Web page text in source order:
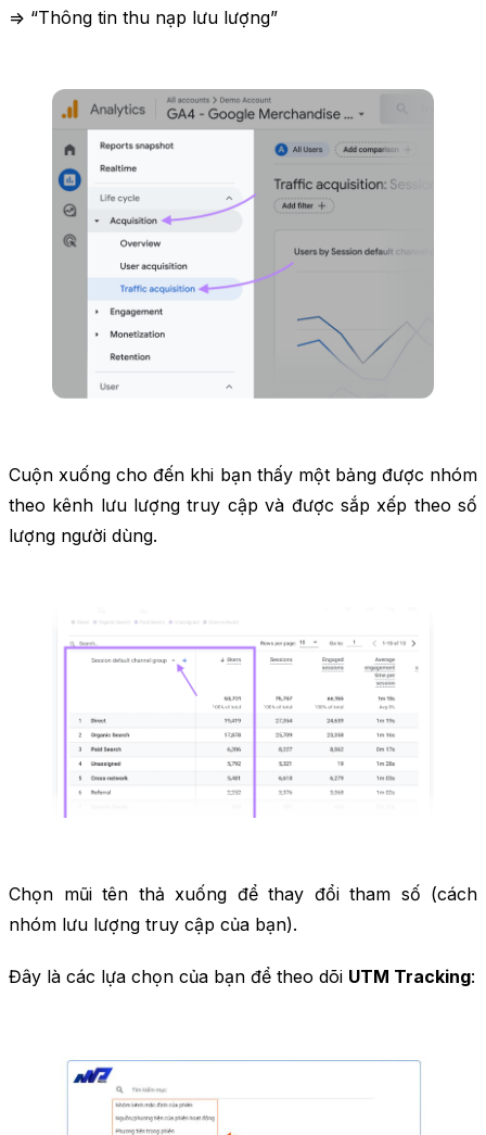
=> “Thông tin thu nạp lưu lượng”
Cuộn xuống cho đến khi bạn thấy một bảng được nhóm
theo kênh lưu lượng truy cập và được sắp xếp theo số
lượng người dùng.
Chọn mũi tên thả xuống để thay đổi tham số (cách
nhóm lưu lượng truy cập của bạn).
Đây là các lựa chọn của bạn để theo dõi UTM Tracking: